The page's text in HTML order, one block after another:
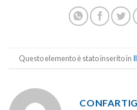
Questo elemento è stato inserito in